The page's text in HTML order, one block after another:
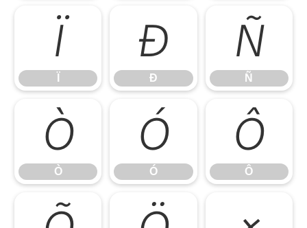
Ï Ð
Ð
Ñ
Ñ
Ò
Ò
Ó
Ó
Ô
Ô